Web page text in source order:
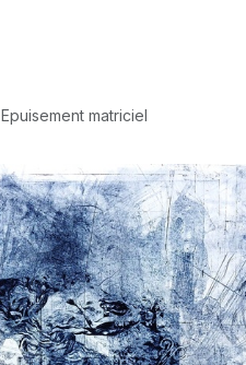
Epuisement matriciel